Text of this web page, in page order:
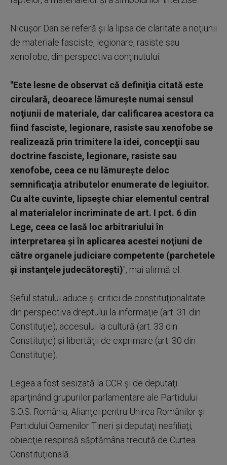
Nicuşor Dan se referă şi la lipsa de claritate a noţiunii
de materiale fasciste, legionare, rasiste sau
xenofobe, din perspectiva conţinutului.
"Este lesne de observat că definiţia citată este
circulară, deoarece lămureşte numai sensul
noţiunii de materiale, dar calificarea acestora ca
fiind fasciste, legionare, rasiste sau xenofobe se
realizează prin trimitere la idei, concepţii sau
doctrine fasciste, legionare, rasiste sau
xenofobe, ceea ce nu lămureşte deloc
semnificaţia atributelor enumerate de legiuitor.
Cu alte cuvinte, lipseşte chiar elementul central
al materialelor incriminate de art. I pct. 6 din
Lege, ceea ce lasă loc arbitrariului în
interpretarea şi în aplicarea acestei noţiuni de
către organele judiciare competente (parchetele
şi instanţele judecătoreşti)", mai afirmă el.
Şeful statului aduce şi critici de constituţionalitate
din perspectiva dreptului la informaţie (art. 31 din
Constituţie), accesului la cultură (art. 33 din
Constituţie) şi libertăţii de exprimare (art. 30 din
Constituţie).
Legea a fost sesizată la CCR şi de deputaţi
aparţinând grupurilor parlamentare ale Partidului
S.O.S. România, Alianţei pentru Unirea Românilor şi
Partidului Oamenilor Tineri şi deputaţi neafiliaţi,
obiecţie respinsă săptămâna trecută de Curtea
Constituţională.